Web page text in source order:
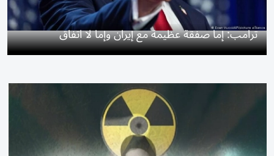
ترامب: إما صفقة عظيمة مع إيران وإما لا اتفاق